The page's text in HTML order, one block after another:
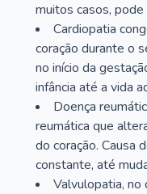
muitos casos,
Cardiopatia
coração durante o
no início da
infância até a vida
Doença
reumática que
do coração. Causa
constante, até
Valvulopatia, no